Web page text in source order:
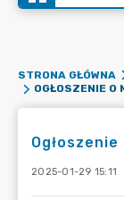
STRONA GŁÓWNA
2025-01-29 15:11